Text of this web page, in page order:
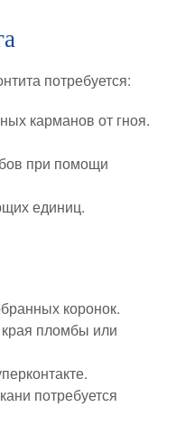
потребуется:
карманов от гноя.
при помощи
единиц.
коронок.
пломбы или
потребуется